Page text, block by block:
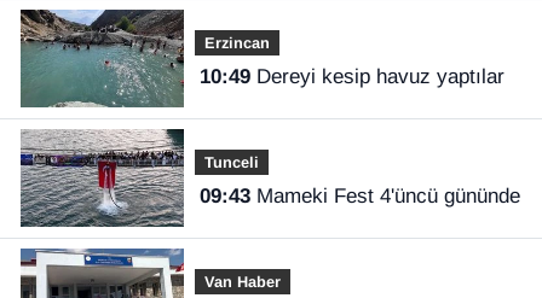
Erzincan
10:49 Dereyi kesip havuz yaptılar
Tunceli
09:43 Mameki Fest 4'üncü gününde
Van Haber